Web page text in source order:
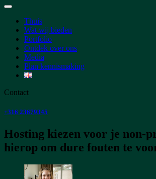
Thuis
Wat wij bieden
Portfolio
Ontdek over ons
Media
Plan kennismaking
Contact
+316 23679345
Hosting kiezen voor je non-
hierop om dure fouten te